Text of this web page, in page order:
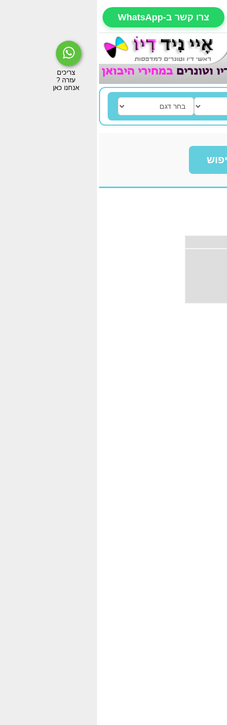
צרו קשר ב-WhatsApp